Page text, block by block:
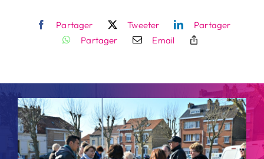
Vidéothèque
Rechercher:
Partager Tweeter
Partager
Partager
Email